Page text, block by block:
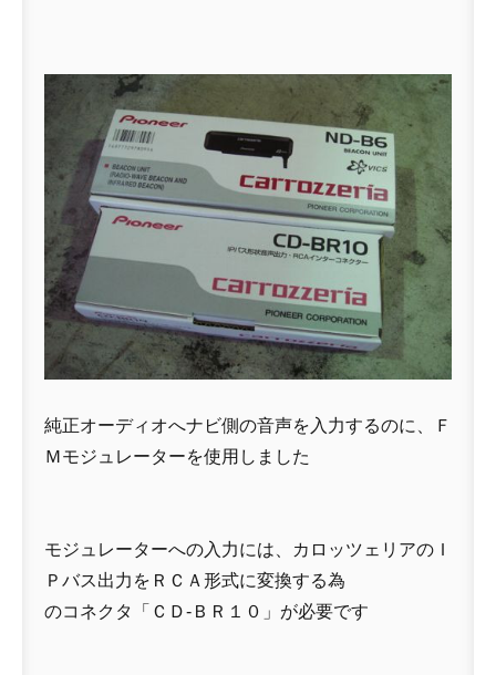
純正オーディオへナビ側の音声を入力するのに、Ｆ
Ｍモジュレーターを使用しました
モジュレーターへの入力には、カロッツェリアのＩ
Ｐバス出力をＲＣＡ形式に変換する為
のコネクタ「ＣＤ-ＢＲ１０」が必要です